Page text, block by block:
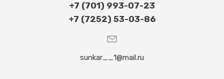
+7 (701) 993-07-23
+7 (7252) 53-03-86​
sunkar__1@mail.ru